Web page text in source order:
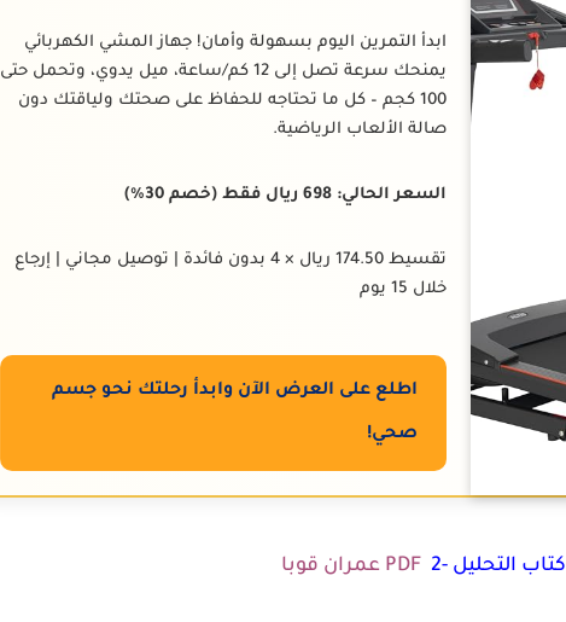
ابدأ التمرين اليوم بسهولة وأمان! جهاز المشي الكهربائي
يمنحك سرعة تصل إلى 12 كم/ساعة، ميل يدوي، وتحمل حتى
100 كجم – كل ما تحتاجه للحفاظ على صحتك ولياقتك دون
صالة الألعاب الرياضية.
السعر الحالي: 698 ريال فقط (خصم 30%)
تقسيط 174.50 ريال × 4 بدون فائدة | توصيل مجاني | إرجاع
خلال 15 يوم
اطلع على العرض الآن وابدأ رحلتك نحو جسم
صحي!
كتاب التحليل -2 PDF عمران قوبا